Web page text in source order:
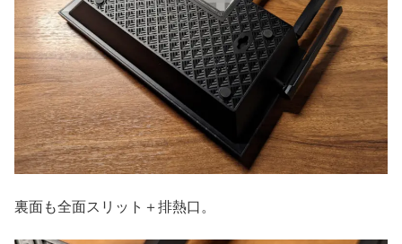
裏面も全面スリット＋排熱口。